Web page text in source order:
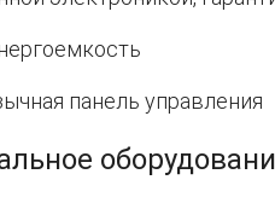
панель управления